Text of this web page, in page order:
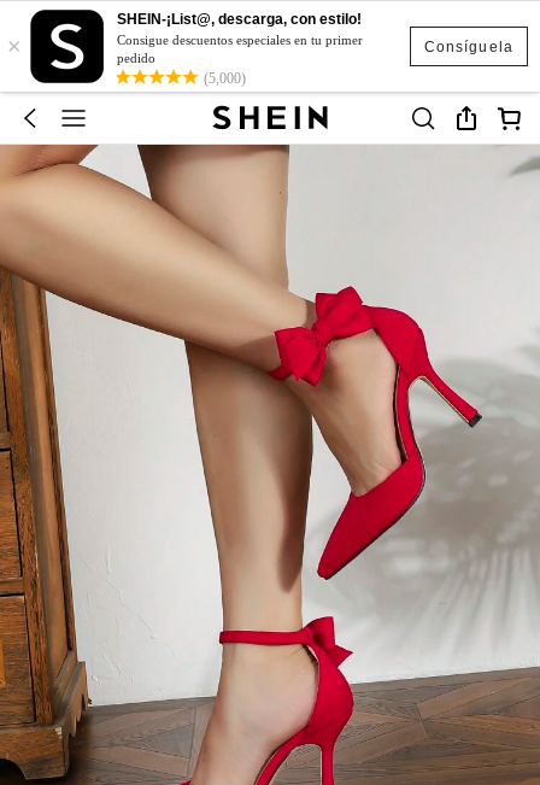
Consíguela
×
SHEIN-¡List@, descarga, con estilo!
Consigue descuentos especiales en tu primer
pedido
(5,000)